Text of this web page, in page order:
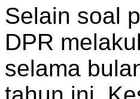
Selain soal
DPR
selama